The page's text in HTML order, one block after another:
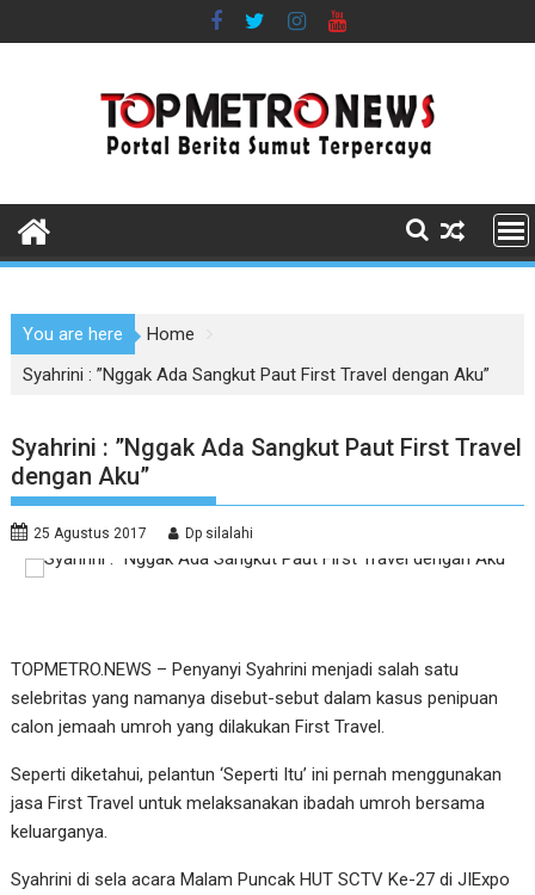
to
You are here
Home
Syahrini : ”Nggak Ada Sangkut Paut First Travel dengan Aku”
Syahrini : ”Nggak Ada Sangkut Paut First Travel
dengan Aku”
25 Agustus 2017 Dp silalahi
TOPMETRO.NEWS – Penyanyi Syahrini menjadi salah satu
selebritas yang namanya disebut-sebut dalam kasus penipuan
calon jemaah umroh yang dilakukan First Travel.
Seperti diketahui, pelantun ‘Seperti Itu’ ini pernah menggunakan
jasa First Travel untuk melaksanakan ibadah umroh bersama
keluarganya.
Syahrini di sela acara Malam Puncak HUT SCTV Ke-27 di JIExpo